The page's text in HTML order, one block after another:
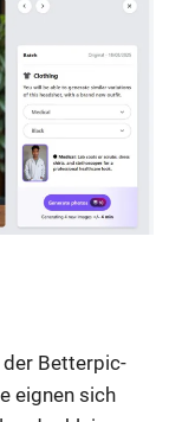
Betterpic-
eignen sich